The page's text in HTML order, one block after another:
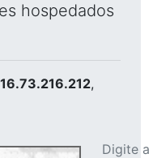
hospedados
,
Digite